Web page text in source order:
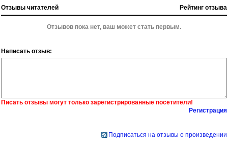
Отзывы читателей Рейтинг отзыва
Отзывов пока нет, ваш может стать первым.
Написать отзыв:
Писать отзывы могут только зарегистрированные посетители!
Регистрация
Подписаться на отзывы о произведении